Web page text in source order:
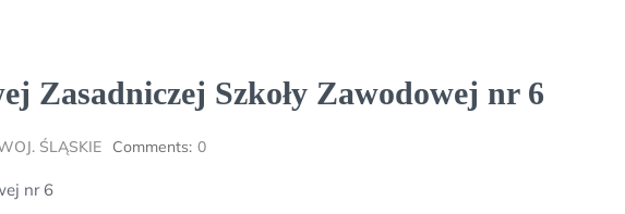
Zasadniczej Szkoły Zawodowej nr 6
ŚLĄSKIE Comments: 0
nr 6